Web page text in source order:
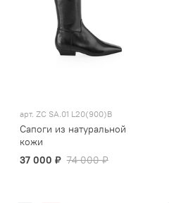
арт. ZC SA.01 L20(900)B
Сапоги из натуральной
кожи
37 000 ₽ 74 000 ₽